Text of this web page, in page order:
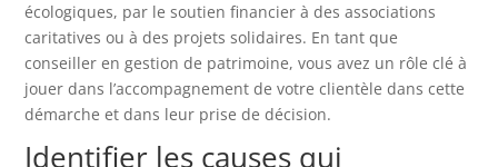
écologiques, par le soutien financier à des associations
caritatives ou à des projets solidaires. En tant que
conseiller en gestion de patrimoine, vous avez un rôle clé à
jouer dans l’accompagnement de votre clientèle dans cette
démarche et dans leur prise de décision.
Identifier les causes qui